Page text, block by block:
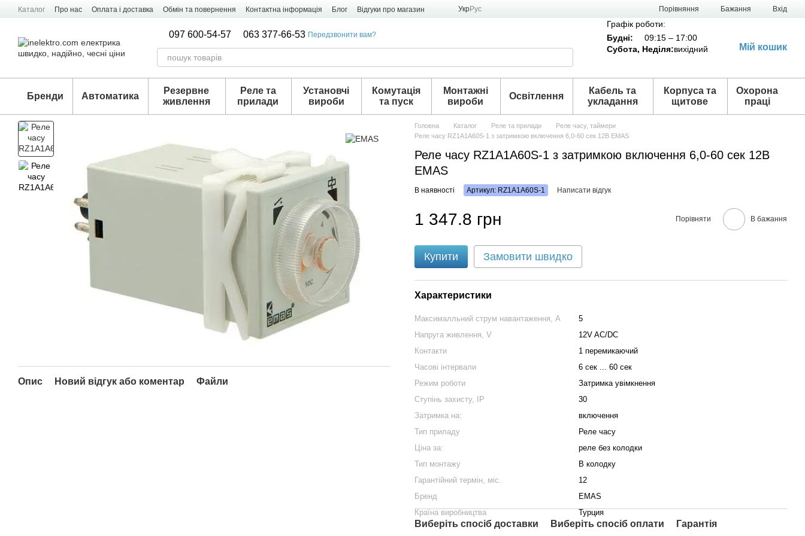
Перейти к основному контенту
Каталог Про нас Оплата і доставка Обмін та повернення Контактна інформація Блог Відгуки про магазин УкрРус Порівняння Бажання Вхід
097 600-54-57 063 377-66-53 Передзвонити вам?
Графік роботи:
Будні:
09:15 – 17:00
Субота, Неділя:вихідний Мій кошик
Бренди Автоматика
Резервне
живлення
Реле та
прилади
Установчі
вироби
Комутація
та пуск
Монтажні
вироби
Освітлення
Кабель та
укладання
Корпуса та
щитове
Охорона
праці
Опис Новий відгук або коментар Файли
Головна Каталог Реле та прилади
Реле часу, таймери
Реле часу RZ1A1A60S-1 з затримкою включення 6,0-60 сек 12В EMAS
Реле часу RZ1A1A60S-1 з затримкою включення 6,0-60 сек 12В
EMAS
В наявності Артикул: RZ1A1A60S-1 Написати відгук
1 347.8 грн Порівняти В бажання
Купити Замовити швидко
Характеристики
Максималльний струм навантаження, А
5
Напруга живлення, V
12V AC/DC
Контакти
1 перемикаючий
Часові інтервали
6 сек ... 60 сек
Режим роботи
Затримка увімкнення
Ступінь захисту, ІР
30
Затримка на:
включення
Тип приладу
Реле часу
Ціна за:
реле без колодки
Тип монтажу
В колодку
Гарантійний термін, міс.
12
Бренд
EMAS
Країна виробництва
Турция
Виберіть спосіб доставки Виберіть спосіб оплати Гарантія